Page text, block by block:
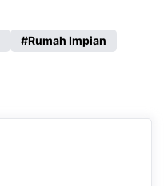
Rumah Impian